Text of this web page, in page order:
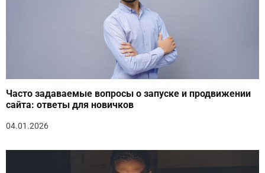
Часто задаваемые вопросы о запуске и продвижении
сайта: ответы для новичков
04.01.2026